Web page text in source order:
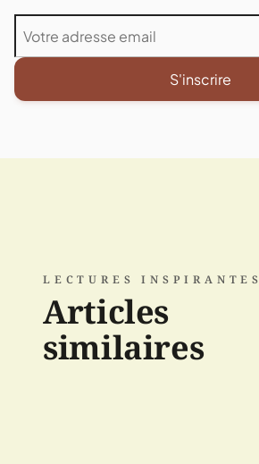
S'inscrire
LECTURES INSPIRANTES
Articles
similaires